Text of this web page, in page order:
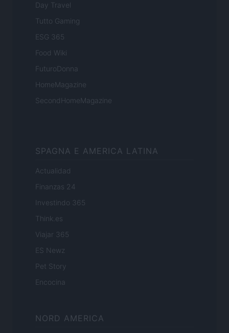
Day Travel
Tutto Gaming
ESG 365
Food Wiki
FuturoDonna
HomeMagazine
SecondHomeMagazine
SPAGNA E AMERICA LATINA
Actualidad
Finanzas 24
Investindo 365
Think.es
Viajar 365
ES Newz
Pet Story
Encocina
NORD AMERICA